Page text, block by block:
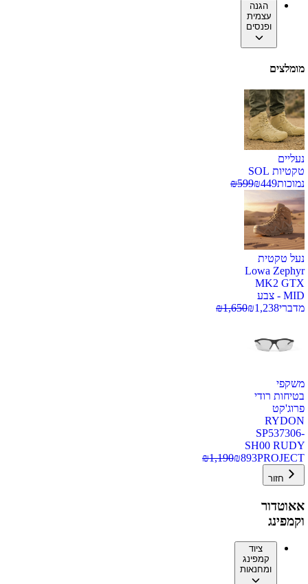
הגנה
עצמית
ופנסים
מומלצים
נעליים
טקטיות SOL
נמוכות
₪449
₪599
נעל טקטית
Lowa Zephyr
MK2 GTX
MID - צבע
מדברי
₪1,238
₪1,650
משקפי
בטיחות רודי
פרוג'קט
RYDON
SP537306-
SH00 RUDY
PROJECT
₪893
₪1,190
חזור
אאוטדור
וקמפינג
ציוד
קמפינג
ומחנאות